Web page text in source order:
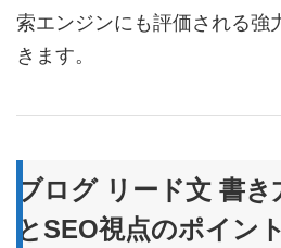
索エンジンにも評価される強
きます。
ブログ リード文 書
とSEO視点のポイント